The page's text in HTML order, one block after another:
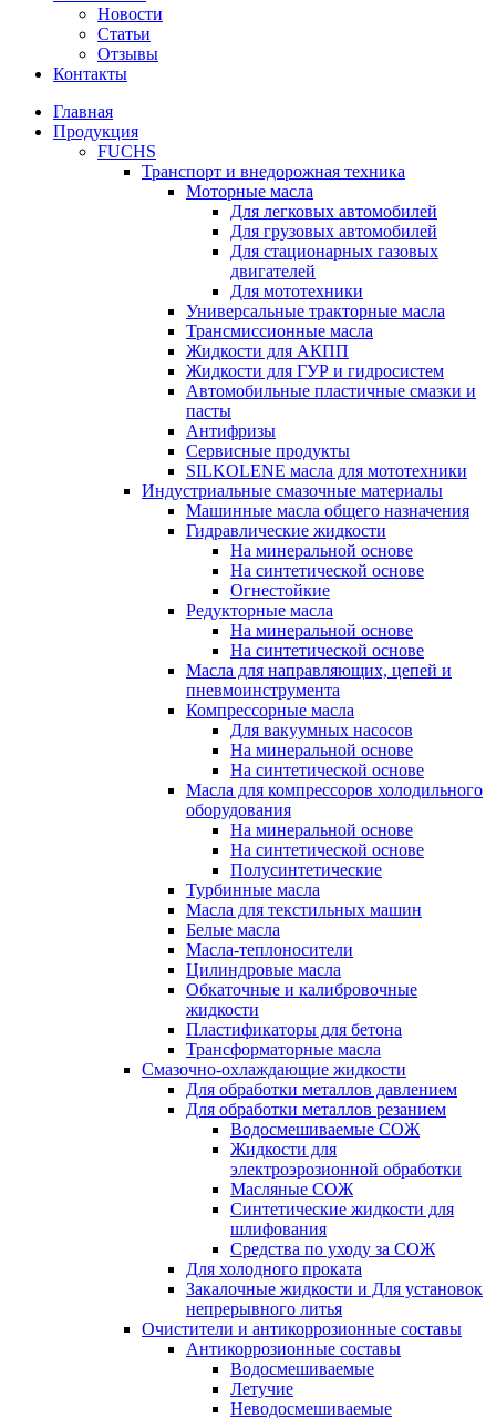
Новости
Статьи
Отзывы
Контакты
Главная
Продукция
FUCHS
Транспорт и внедорожная техника
Моторные масла
Для легковых автомобилей
Для грузовых автомобилей
Для стационарных газовых
двигателей
Для мототехники
Универсальные тракторные масла
Трансмиссионные масла
Жидкости для АКПП
Жидкости для ГУР и гидросистем
Автомобильные пластичные смазки и
пасты
Антифризы
Сервисные продукты
SILKOLENE масла для мототехники
Индустриальные смазочные материалы
Машинные масла общего назначения
Гидравлические жидкости
На минеральной основе
На синтетической основе
Огнестойкие
Редукторные масла
На минеральной основе
На синтетической основе
Масла для направляющих, цепей и
пневмоинструмента
Компрессорные масла
Для вакуумных насосов
На минеральной основе
На синтетической основе
Масла для компрессоров холодильного
оборудования
На минеральной основе
На синтетической основе
Полусинтетические
Турбинные масла
Масла для текстильных машин
Белые масла
Масла-теплоносители
Цилиндровые масла
Обкаточные и калибровочные
жидкости
Пластификаторы для бетона
Трансформаторные масла
Смазочно-охлаждающие жидкости
Для обработки металлов давлением
Для обработки металлов резанием
Водосмешиваемые СОЖ
Жидкости для
электроэрозионной обработки
Масляные СОЖ
Синтетические жидкости для
шлифования
Средства по уходу за СОЖ
Для холодного проката
Закалочные жидкости и Для установок
непрерывного литья
Очистители и антикоррозионные составы
Антикоррозионные составы
Водосмешиваемые
Летучие
Неводосмешиваемые